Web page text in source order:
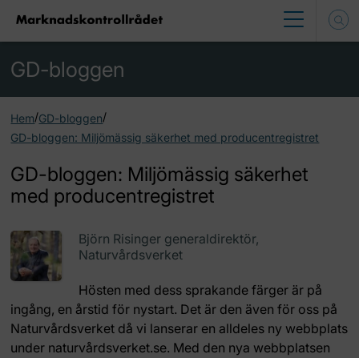
Hem/GD-bloggen/
GD-bloggen: Miljömässig säkerhet med producentregistret
GD-bloggen
GD-bloggen: Miljömässig säkerhet
med producentregistret
Björn Risinger generaldirektör,
Naturvårdsverket
Hösten med dess sprakande färger är på
ingång, en årstid för nystart. Det är den även för oss på
Naturvårdsverket då vi lanserar en alldeles ny webbplats
under naturvårdsverket.se. Med den nya webbplatsen